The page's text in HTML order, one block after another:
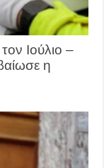
Ιούλιο –
η